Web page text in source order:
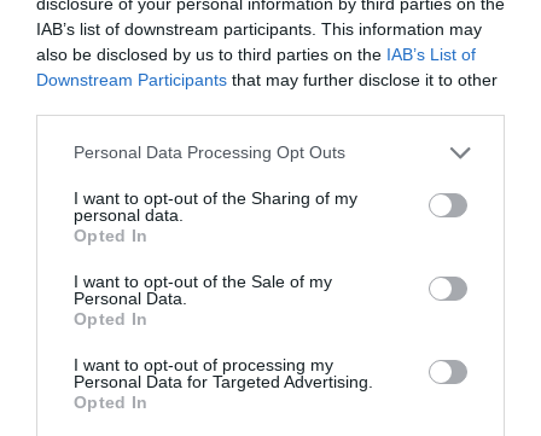
IAB’s list of downstream participants. This information may
also be disclosed by us to third parties on the IAB’s List of
Downstream Participants that may further disclose it to other
Personal Data Processing Opt Outs
I want to opt-out of the Sharing of my
personal data.
Opted In
I want to opt-out of the Sale of my
Personal Data.
Opted In
I want to opt-out of processing my
Personal Data for Targeted Advertising.
Opted In
justa y sostenible. Por cierto: las marcas deben
también jugar un papel importante a la hora de
buscar a los mejores, pero también a los más
ejemplares. Y supongo que los patrocinadores de
debe ser contada en otra ocasión”.
Añadir2Playbookcomo fuente preferida de Google
de forma gratuita
ACTIVAR AHORA
Compartir